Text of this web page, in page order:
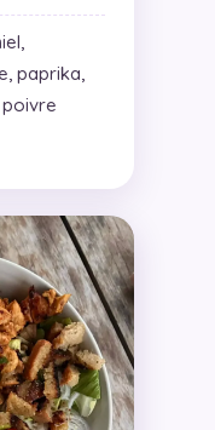
paprika,
poivre